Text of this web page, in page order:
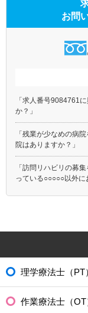
お問
「求人番号9084761
か？」
「残業が少なめの病
院はありますか？」
「訪問リハビリの募
っている○○○○○以外に
理学療法士（PT
作業療法士（OT